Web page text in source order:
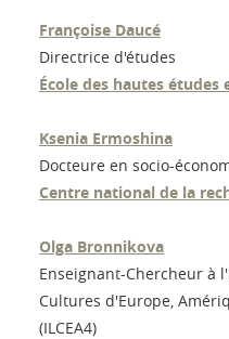
Françoise Daucé
Directrice d'études
École des hautes études
Ksenia Ermoshina
Docteure en socio-
Centre national de la
Olga Bronnikova
Enseignant-Chercheur à
Cultures d'Europe,
(ILCEA4)